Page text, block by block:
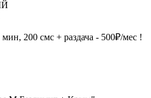
200 смс + раздача - 500₽/мес !